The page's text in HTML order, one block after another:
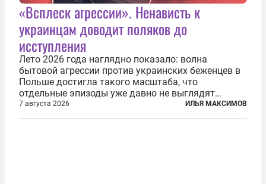
«Всплеск агрессии». Ненависть к
украинцам доводит поляков до
исступления
Лето 2026 года наглядно показало: волна
бытовой агрессии против украинских беженцев в
Польше достигла такого масштаба, что
отдельные эпизоды уже давно не выглядят
случайными. Поляки, судя по происходящему,
буквально теряют рассудок от ненависти к
7 августа 2026 ИЛЬЯ МАКСИМОВ